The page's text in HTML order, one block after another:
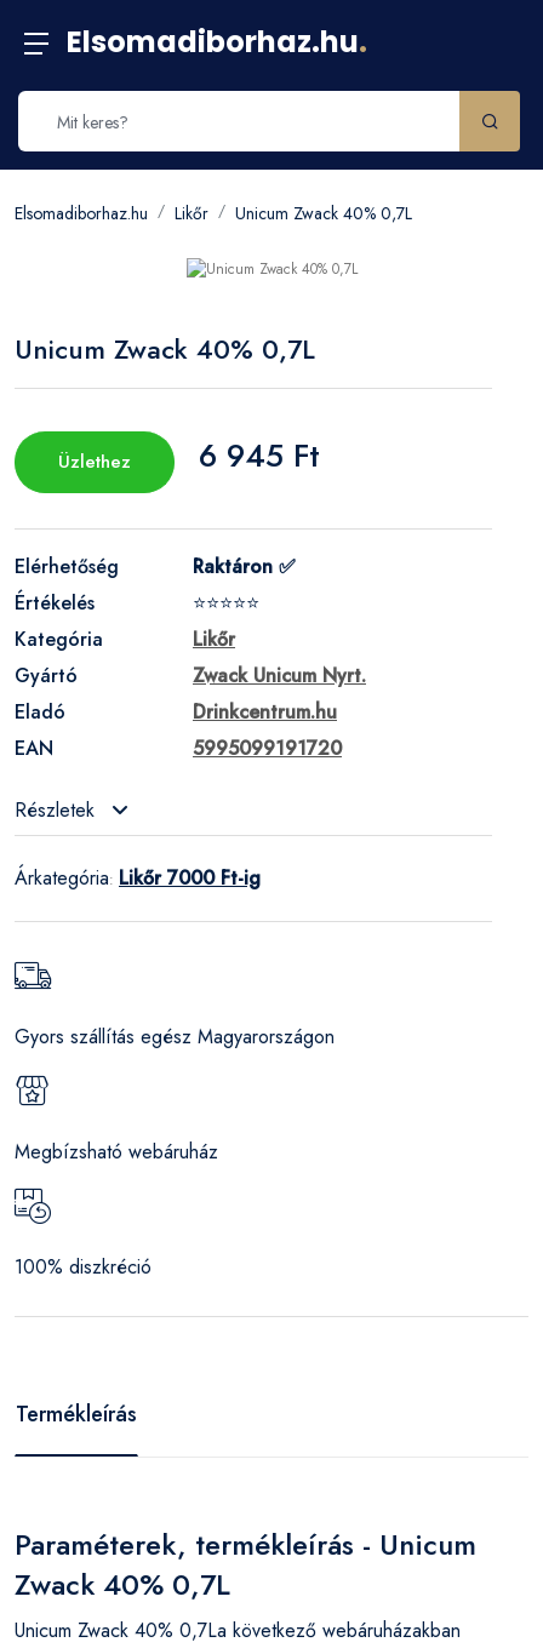
Elsomadiborhaz.hu.
Elsomadiborhaz.hu Likőr Unicum Zwack 40% 0,7L
Unicum Zwack 40% 0,7L
Üzlethez 6 945 Ft
Elérhetőség
Raktáron ✅
Értékelés
⭐⭐⭐⭐⭐
Kategória
Likőr
Gyártó
Zwack Unicum Nyrt.
Eladó
Drinkcentrum.hu
EAN
5995099191720
Részletek
Árkategória: Likőr 7000 Ft-ig
Gyors szállítás egész Magyarországon
Megbízsható webáruház
100% diszkréció
Termékleírás
Paraméterek, termékleírás - Unicum
Zwack 40% 0,7L
Unicum Zwack 40% 0,7La következő webáruházakban